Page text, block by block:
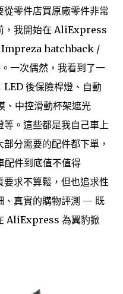
零件店買原廠零件非常
，我開始在 AliExpress
Impreza hatchback /
一次偶然，我看到了一
後保險桿燈、自動
、中控滑動杯架遮光
。這些都是我自己車上
分需要的配件都下單，
件到底值不值得
要求不算鬆，但也追求性
、真實的購物評測 — 既
AliExpress 為翼豹掀